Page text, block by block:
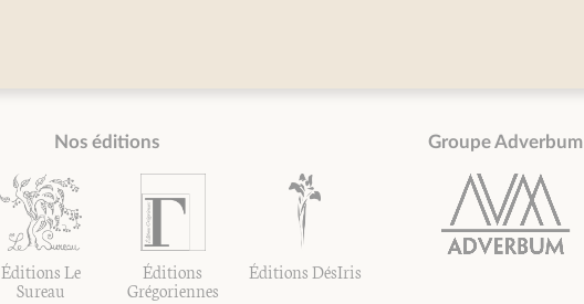
Nos éditions
Éditions Le
Sureau
Éditions
Grégoriennes
Éditions DésIris
Groupe Adverbum